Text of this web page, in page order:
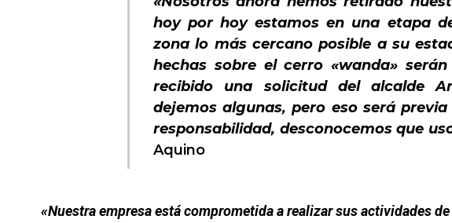
hoy por hoy estamos en una etapa
zona lo más cercano posible a su
hechas sobre el cerro «wanda»
recibido una solicitud del alcalde
dejemos algunas, pero eso será
responsabilidad, desconocemos que
Aquino
«Nuestra empresa está comprometida a realizar sus actividades